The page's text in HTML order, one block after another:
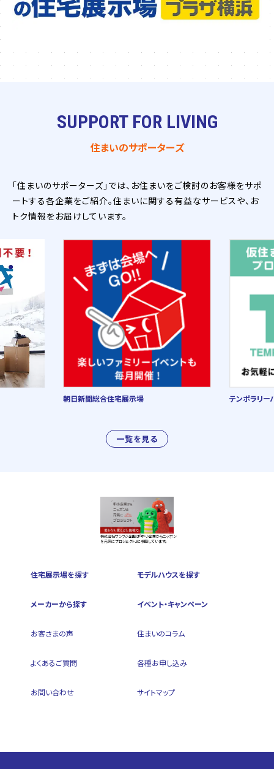
SUPPORT FOR LIVING
住まいのサポーターズ
「住まいのサポーターズ」では、お住まいをご検討のお客様をサポ
ートする各企業をご紹介。住まいに関する有益なサービスや、お
トク情報をお届けしています。
一覧を見る
朝日新聞総合住宅展示場 テンポラリー
株式会社サンフジ企画は『中小企業からニッポン
を元気にプロジェクト』に参画しています。
住宅展示場を探す モデルハウスを探す
メーカーから探す イベント・キャンペーン
お客さまの声 住まいのコラム
よくあるご質問 各種お申し込み
お問い合わせ サイトマップ